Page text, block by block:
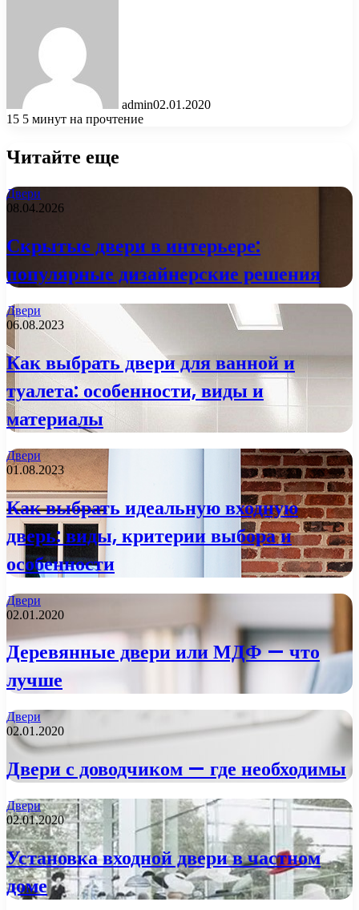
admin02.01.2020
15 5 минут на прочтение
Читайте еще
Двери
08.04.2026
Скрытые двери в интерьере:
популярные дизайнерские решения
Двери
06.08.2023
Как выбрать двери для ванной и
туалета: особенности, виды и
материалы
Двери
01.08.2023
Как выбрать идеальную входную
дверь: виды, критерии выбора и
особенности
Двери
02.01.2020
Деревянные двери или МДФ — что
лучше
Двери
02.01.2020
Двери с доводчиком — где необходимы
Двери
02.01.2020
Установка входной двери в частном
доме